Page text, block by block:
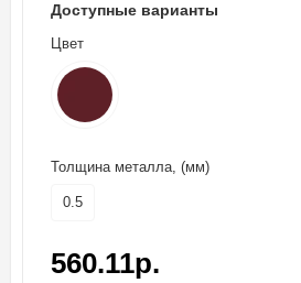
Доступные варианты
Цвет
Толщина металла, (мм)
0.5
560.11р.